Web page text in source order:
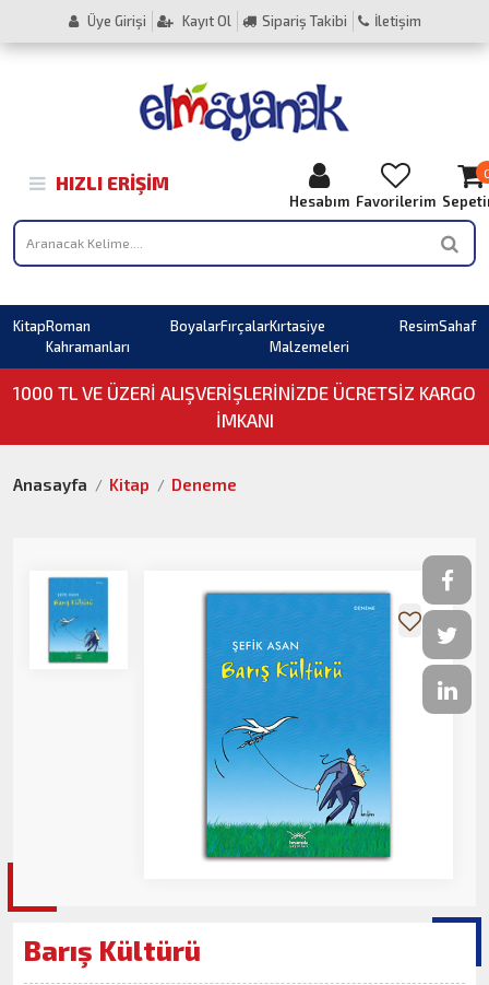
Üye Girişi Kayıt Ol Sipariş Takibi İletişim
HIZLI ERIŞIM
Hesabım Favorilerim
KitapRoman
Kahramanları
BoyalarFırçalarKırtasiye
Malzemeleri
ResimSahaf
1000 TL VE ÜZERI ALIŞVERIŞLERINIZDE ÜCRETSİZ KARGO
İMKANI
Anasayfa Kitap Deneme
Barış Kültürü